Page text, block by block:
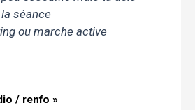
séance
ou marche active
/ renfo »